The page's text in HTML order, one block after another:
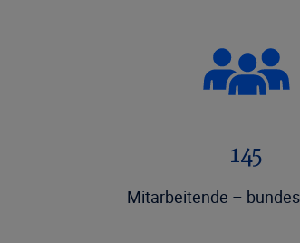
145
Mitarbeitende –